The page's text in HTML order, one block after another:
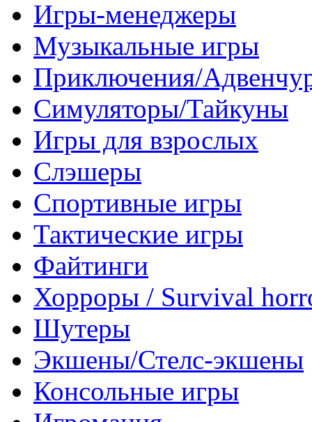
Игры-менеджеры
Музыкальные игры
Приключения/
Симуляторы/Тайкуны
Игры для взрослых
Слэшеры
Спортивные игры
Тактические игры
Файтинги
Хорроры / Survival
Шутеры
Экшены/Стелс-экшены
Консольные игры